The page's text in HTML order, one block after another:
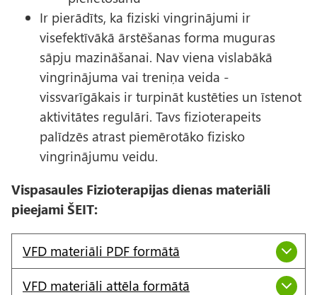
Ir pierādīts, ka fiziski vingrinājumi ir
visefektīvākā ārstēšanas forma muguras
sāpju mazināšanai. Nav viena vislabākā
vingrinājuma vai treniņa veida -
vissvarīgākais ir turpināt kustēties un īstenot
aktivitātes regulāri. Tavs fizioterapeits
palīdzēs atrast piemērotāko fizisko
vingrinājumu veidu.
Vispasaules Fizioterapijas dienas materiāli
pieejami ŠEIT:
VFD materiāli PDF formātā
VFD materiāli attēla formātā